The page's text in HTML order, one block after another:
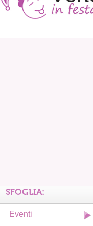
SFOGLIA:
Eventi